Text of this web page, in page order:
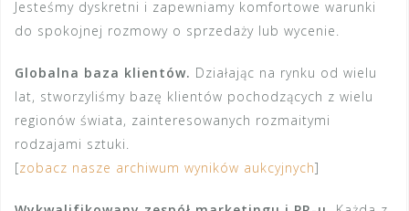
Jesteśmy dyskretni i zapewniamy komfortowe warunki
do spokojnej rozmowy o sprzedaży lub wycenie.
Globalna baza klientów. Działając na rynku od wielu
lat, stworzyliśmy bazę klientów pochodzących z wielu
regionów świata, zainteresowanych rozmaitymi
rodzajami sztuki.
[zobacz nasze archiwum wyników aukcyjnych]